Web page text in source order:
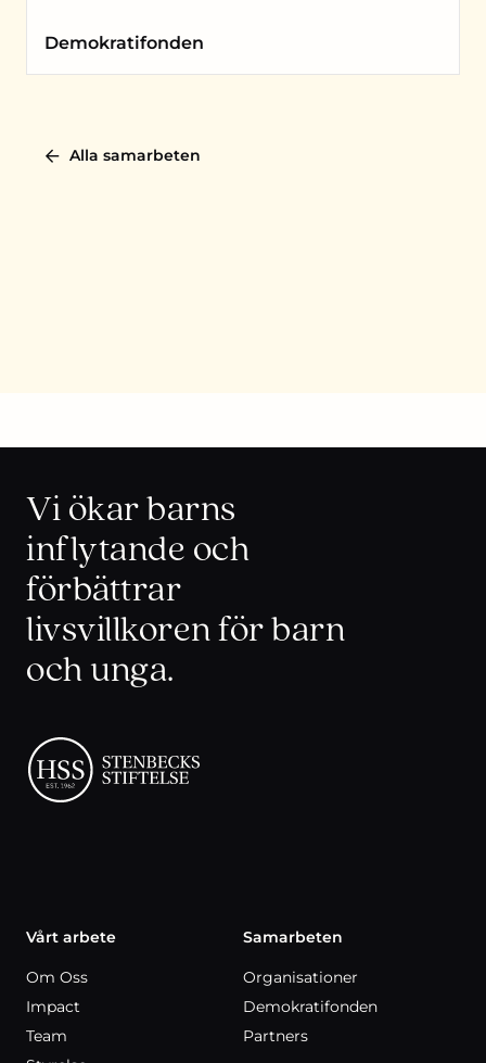
Demokratifonden
Alla samarbeten
Vi ökar barns
inflytande och
förbättrar
livsvillkoren för barn
och unga.
Vårt arbete
Om Oss
Impact
Team
Samarbeten
Organisationer
Demokratifonden
Partners